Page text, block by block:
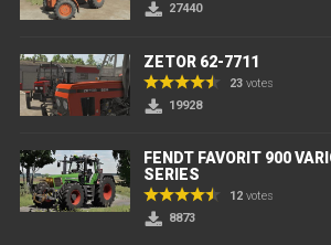
27440
ZETOR 62-7711
23 votes
19928
FENDT FAVORIT 900
SERIES
12 votes
8873